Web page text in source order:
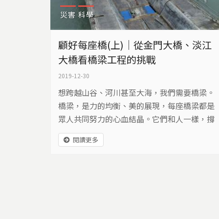
災害 科學
顧好每座橋(上)｜從金門大橋、淡江
大橋看橋梁工程的挑戰
2019-12-30
想跨越山谷、河川甚至大海，我們需要橋梁。
橋梁，是力的均衡、美的展現，每座橋梁都是
眾人共同努力的心血結晶。它們和人一樣，撐
久了會疲勞，負荷太重會受傷，會發生意外，
也會老化、會衰敗。台灣大學土木系名譽教授
閱讀更多